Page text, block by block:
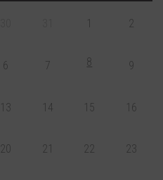
1 2
6 7 8 9
13 14 15 16
20 21 22 23